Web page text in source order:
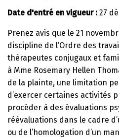
Date d'entré en vigueur : 27
Prenez avis que le 21
discipline de l’Ordre des
thérapeutes conjugaux et
à Mme Rosemary Hellen
de la plainte, une limitation
d’exercer certaines activités
procéder à des évaluations
réévaluations dans le cadre
ou de l’homologation d’un